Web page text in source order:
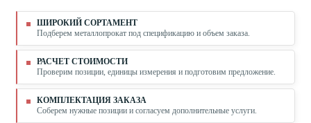
ШИРОКИЙ СОРТАМЕНТ
Подберем металлопрокат под спецификацию и объем заказа.
РАСЧЕТ СТОИМОСТИ
Проверим позиции, единицы измерения и подготовим предложение.
КОМПЛЕКТАЦИЯ ЗАКАЗА
Соберем нужные позиции и согласуем дополнительные услуги.